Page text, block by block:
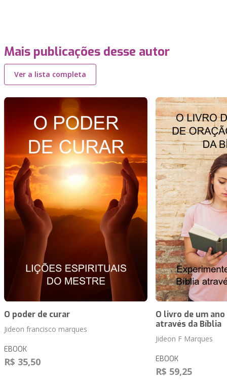
Mais publicações desse autor
Ver a lista completa
O poder de curar
Jideon francisco marques
EBOOK
R$ 35,50
O livro de um
através da Bíblia
Jideon F Marques
EBOOK
R$ 59,25